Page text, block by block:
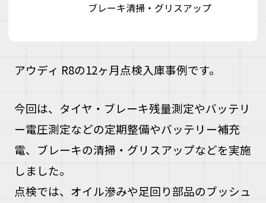
ブレーキ清掃・グリスアップ
アウディ R8の12ヶ月点検入庫事例です。
今回は、タイヤ・ブレーキ残量測定やバッテリ
ー電圧測定などの定期整備やバッテリー補充
電、ブレーキの清掃・グリスアップなどを実施
しました。
点検では、オイル滲みや足回り部品のブッシュ